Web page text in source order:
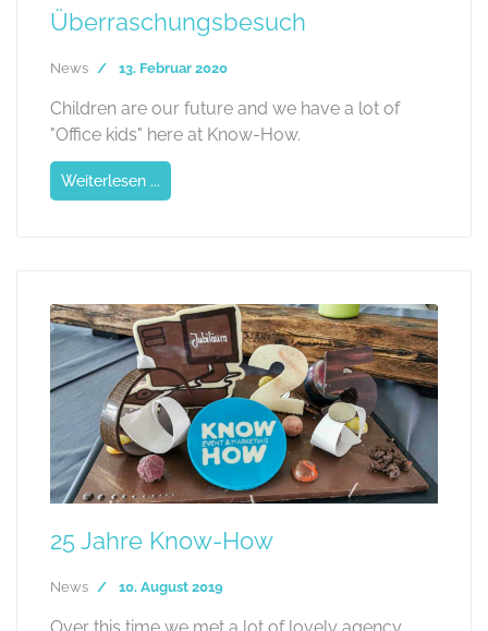
Überraschungsbesuch
News 13. Februar 2020
Children are our future and we have a lot of
"Office kids" here at Know-How.
Weiterlesen ...
25 Jahre Know-How
News 10. August 2019